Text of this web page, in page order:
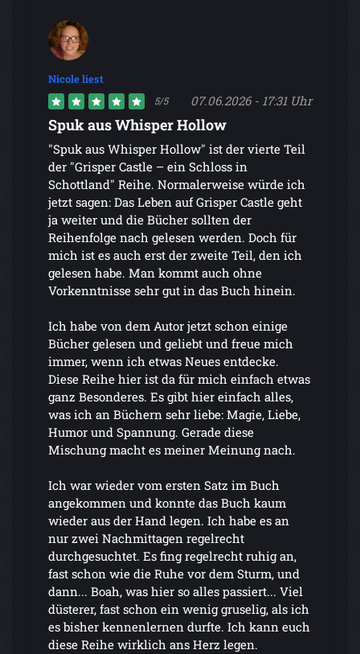
Nicole liest
5/5 07.06.2026 - 17:31 Uhr
Spuk aus Whisper Hollow
"Spuk aus Whisper Hollow" ist der vierte Teil
der "Grisper Castle – ein Schloss in
Schottland" Reihe. Normalerweise würde ich
jetzt sagen: Das Leben auf Grisper Castle geht
ja weiter und die Bücher sollten der
Reihenfolge nach gelesen werden. Doch für
mich ist es auch erst der zweite Teil, den ich
gelesen habe. Man kommt auch ohne
Vorkenntnisse sehr gut in das Buch hinein.
Ich habe von dem Autor jetzt schon einige
Bücher gelesen und geliebt und freue mich
immer, wenn ich etwas Neues entdecke.
Diese Reihe hier ist da für mich einfach etwas
ganz Besonderes. Es gibt hier einfach alles,
was ich an Büchern sehr liebe: Magie, Liebe,
Humor und Spannung. Gerade diese
Mischung macht es meiner Meinung nach.
Ich war wieder vom ersten Satz im Buch
angekommen und konnte das Buch kaum
wieder aus der Hand legen. Ich habe es an
nur zwei Nachmittagen regelrecht
durchgesuchtet. Es fing regelrecht ruhig an,
fast schon wie die Ruhe vor dem Sturm, und
dann... Boah, was hier so alles passiert... Viel
düsterer, fast schon ein wenig gruselig, als ich
es bisher kennenlernen durfte. Ich kann euch
diese Reihe wirklich ans Herz legen.